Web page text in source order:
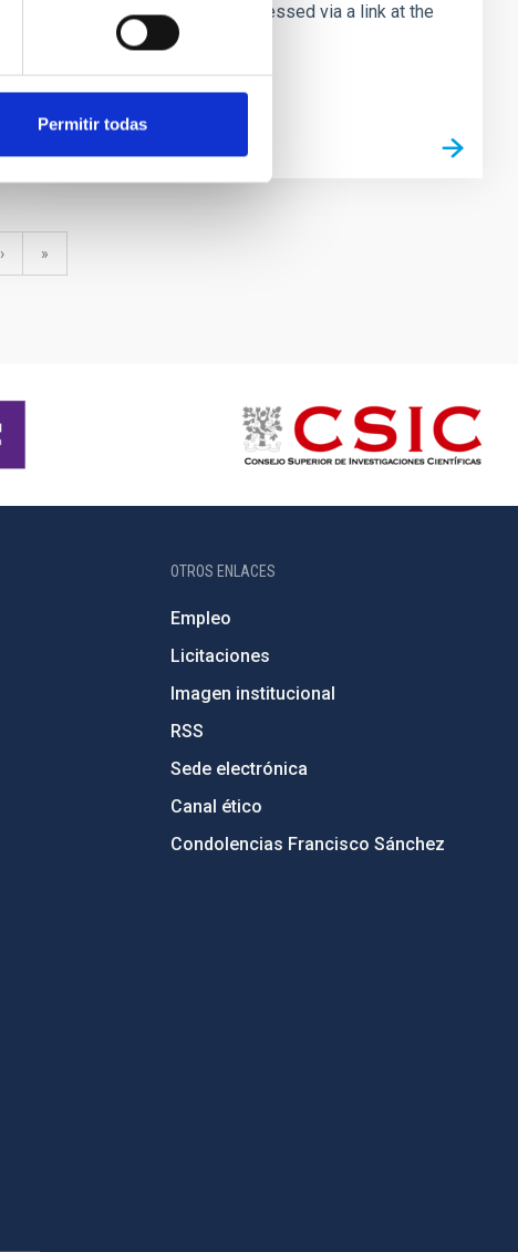
Permitir todas
published and can be accessed via a link at the
top of the paper.
Siguiente
›
última
»
OTROS ENLACES
Empleo
Licitaciones
Imagen institucional
RSS
Sede electrónica
Canal ético
Condolencias Francisco Sánchez